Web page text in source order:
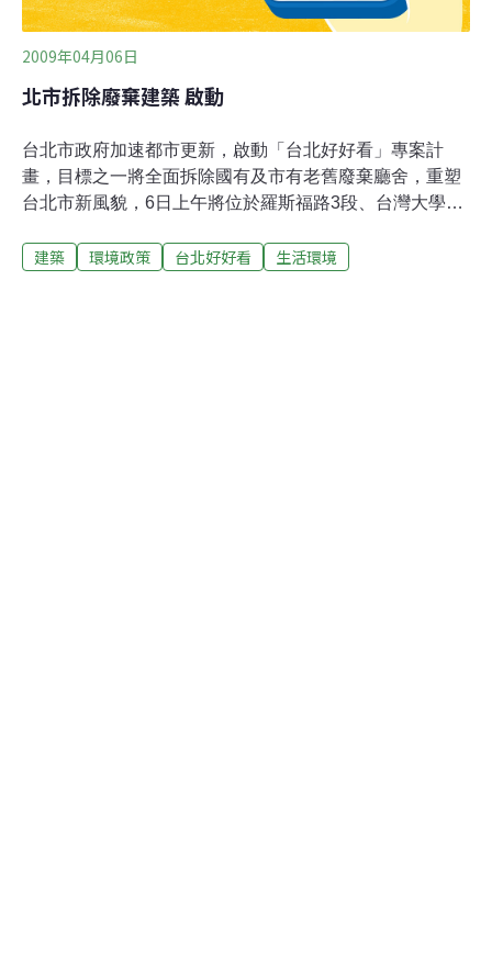
2009年04月06日
北市拆除廢棄建築 啟動
台北市政府加速都市更新，啟動「台北好好看」專案計
畫，目標之一將全面拆除國有及市有老舊廢棄廳舍，重塑
台北市新風貌，6日上午將位於羅斯福路3段、台灣大學附
指出，拆掉的廢棄舊廳舍，屬台北市公共運輸處所有，距
建築 環境政策 台北好好看 生活環境